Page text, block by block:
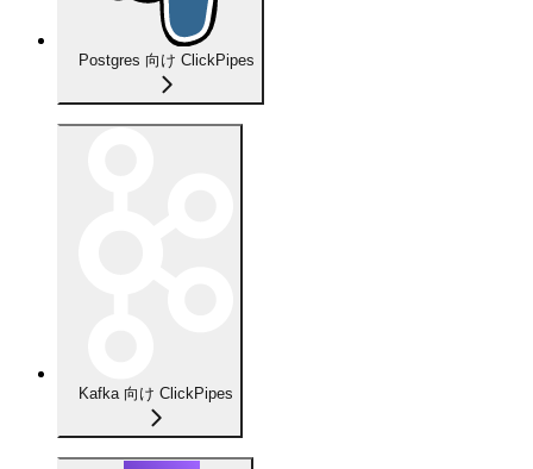
Postgres 向け ClickPipes
Kafka 向け ClickPipes